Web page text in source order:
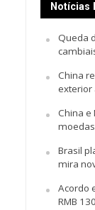
Notícias
Queda
China
exterior
China e
Brasil
mira
Acordo
RMB